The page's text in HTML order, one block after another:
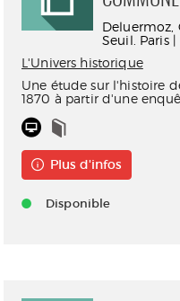
Deluermoz,
Seuil. Paris
L'Univers historique
Une étude sur l'histoire
1870 à partir d'une
Plus d'infos
Disponible